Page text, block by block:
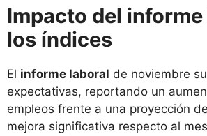
Impacto del
los índices
El informe laboral de noviembre
expectativas, reportando un
empleos frente a una proyección
mejora significativa respecto al